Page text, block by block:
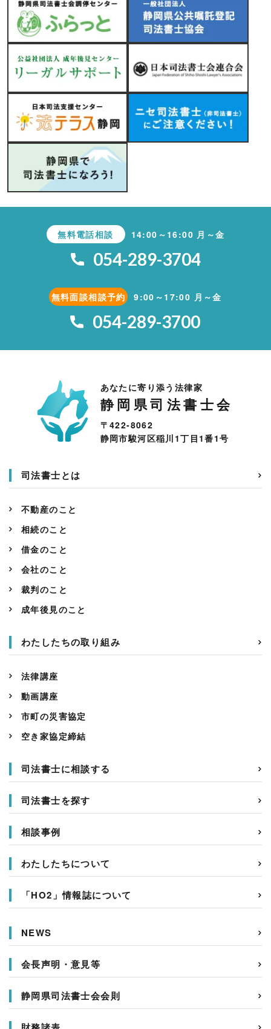
無料電話相談 14:00～16:00 月～金
054-289-3704
無料面談相談予約 9:00～17:00 月～金
054-289-3700
あなたに寄り添う法律家
静岡県司法書士会
〒422-8062
静岡市駿河区稲川1丁目1番1号
司法書士とは
不動産のこと
相続のこと
借金のこと
会社のこと
裁判のこと
成年後見のこと
わたしたちの取り組み
法律講座
動画講座
市町の災害協定
空き家協定締結
司法書士に相談する
司法書士を探す
相談事例
わたしたちについて
「HO2」情報誌について
NEWS
会長声明・意見等
静岡県司法書士会会則